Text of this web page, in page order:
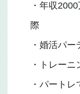
・年収
際
・婚活パ
・トレー
・パート